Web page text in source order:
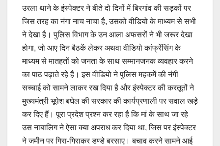
उरला थाने के इंस्पेक्टर ने बीते दो दिनों में बिरगांव की सड़कों पर
जिस तरह का नंगा नाच नाचा है, उसको वीडियो के माध्यम से सभी
ने देखा है। पुलिस विभाग के उन आला अफसरों ने भी जरूर देखा
होगा, जो आए दिन बैठकें लेकर अथवा वीडियो कांफ्रेंसिंग के
माध्यम से मातहतों को जनता के साथ सम्मानजनक व्यवहार करने
का पाठ पढ़ाते रहे हैं। इस वीडियो ने पुलिस महकमें की नंगी
सच्चाई को सामने लाकर रख दिया है और इंस्पेक्टर की करतूतों ने
मुख्यमंत्री भूपेश बघेल की सरकार की कार्यप्रणाली पर सवाल खड़े
कर दिए हैं। पूरा प्रदेश प्रश्न कर रहा है कि मां के साथ जा रहे
उस नाबालिग ने ऐसा क्या अपराध कर दिया था, जिस पर इंस्पेक्टर
ने जमीन पर गिरा-गिराकर डण्डे बरसाए। बचाव करने सामने आई